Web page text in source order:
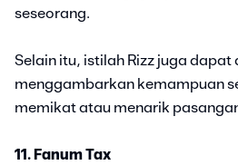
seseorang.
Selain itu, istilah Rizz juga dapat
menggambarkan kemampuan
memikat atau menarik
11. Fanum Tax